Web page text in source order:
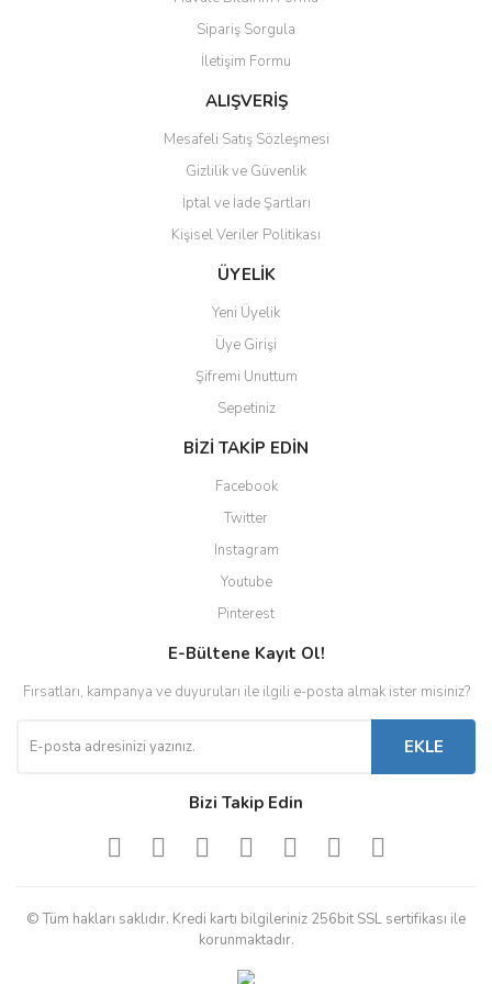
Ürün bilgilerinde hatalar bulunuyor.
Ürün fiyatı diğer sitelerden daha pahalı.
Bu ürüne benzer farklı alternatifler olmalı.
Gönder
Sipariş Sorgula
İletişim Formu
ALIŞVERİŞ
Mesafeli Satış Sözleşmesi
Gizlilik ve Güvenlik
İptal ve İade Şartları
Kişisel Veriler Politikası
ÜYELİK
Yeni Üyelik
Üye Girişi
Şifremi Unuttum
Sepetiniz
BİZİ TAKİP EDİN
Facebook
Twitter
Instagram
Youtube
Pinterest
E-Bültene Kayıt Ol!
Fırsatları, kampanya ve duyuruları ile ilgili e-posta almak ister misiniz?
EKLE
Bizi Takip Edin
© Tüm hakları saklıdır. Kredi kartı bilgileriniz 256bit SSL sertifikası ile
korunmaktadır.